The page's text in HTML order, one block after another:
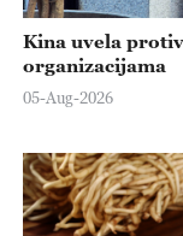
Kina uvela
organizacijama
05-Aug-2026